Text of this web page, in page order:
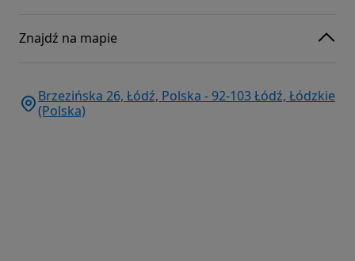
Znajdź na mapie
Brzezińska 26, Łódź, Polska - 92-103 Łódź, Łódzkie
(Polska)